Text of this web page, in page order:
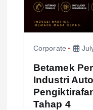
Corporate
Betamek
Industri
Tahap 4